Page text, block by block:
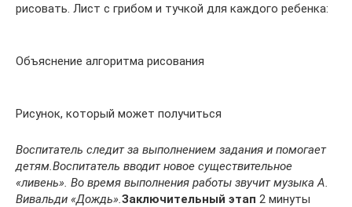
рисовать. Лист с грибом и тучкой для каждого ребенка:
Объяснение алгоритма рисования
Рисунок, который может получиться
Воспитатель следит за выполнением задания и помогает
детям.Воспитатель вводит новое существительное
«ливень». Во время выполнения работы звучит музыка А.
Вивальди «Дождь».Заключительный этап 2 минуты